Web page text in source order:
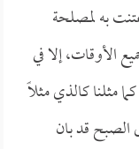
به لمصلحة
الأوقات، إلا في
مثلنا كالذي مثلاً
الصبح قد بان